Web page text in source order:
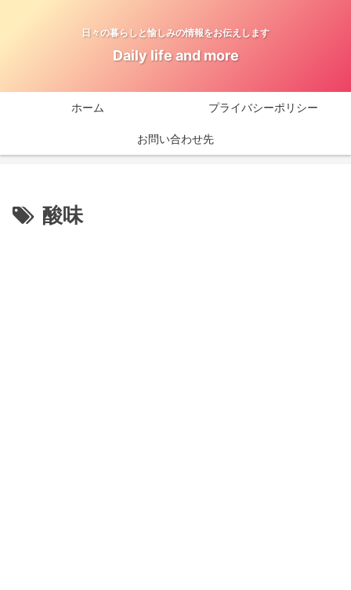
日々の暮らしと愉しみの情報をお伝えします
Daily life and more
ホーム プライバシーポリシー
お問い合わせ先
酸味